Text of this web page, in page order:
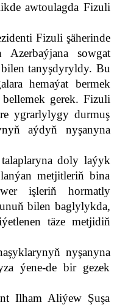
awtoulagda Fizuli
Fizuli şäherinde
sowgat
tanyşdyryldy. Bu
hemaýat bermek
gerek. Fizuli
ygrarlylygy durmuş
aýdyň nyşanyna
doly laýyk
metjitleriň bina
işleriň hormatly
bilen baglylykda,
täze metjidiň
nyşanyna
ýene-de bir gezek
Ilham Aliýew Şuşa